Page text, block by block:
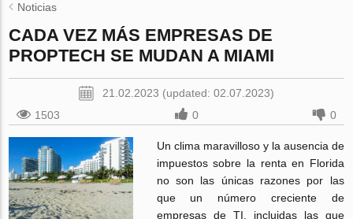
Noticias
CADA VEZ MÁS EMPRESAS DE
PROPTECH SE MUDAN A MIAMI
21.02.2023 (updated: 02.07.2023)
1503
0 0
Un clima maravilloso y la ausencia de
impuestos sobre la renta en Florida
no son las únicas razones por las
que un número creciente de
empresas de TI, incluidas las que